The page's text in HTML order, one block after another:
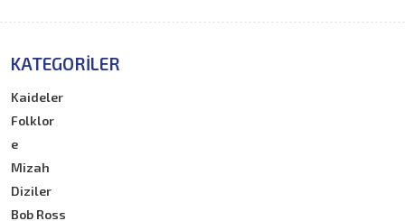
KATEGORILER
Kaideler
Folklor
e
Mizah
Diziler
Bob Ross